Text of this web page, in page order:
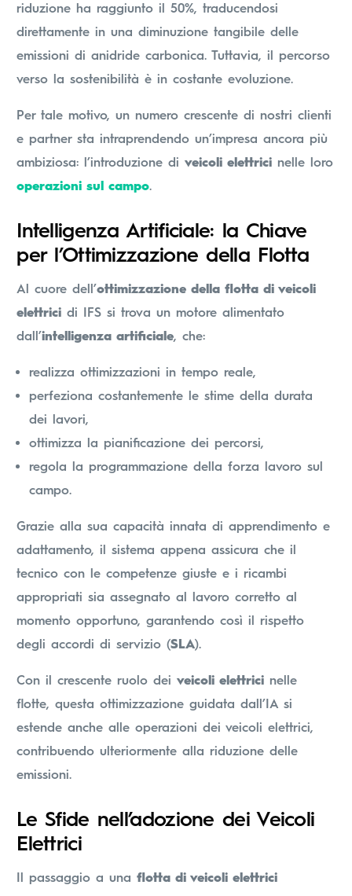
riduzione ha raggiunto il 50%, traducendosi
direttamente in una diminuzione tangibile delle
emissioni di anidride carbonica. Tuttavia, il percorso
verso la sostenibilità è in costante evoluzione.
Per tale motivo, un numero crescente di nostri clienti
e partner sta intraprendendo un’impresa ancora più
ambiziosa: l’introduzione diveicoli elettrici nelle loro
operazioni sul campo.
Intelligenza Artificiale: la Chiave
per l’Ottimizzazione della Flotta
Al cuore dell’ottimizzazione della flotta di veicoli
elettrici di IFS si trova un motore alimentato
dall’intelligenza artificiale, che:
realizza ottimizzazioni in tempo reale,
perfeziona costantemente le stime della durata
dei lavori,
ottimizza la pianificazione dei percorsi,
regola la programmazione della forza lavoro sul
campo.
Grazie alla sua capacità innata di apprendimento e
adattamento, il sistema appena assicura che il
tecnico con le competenze giuste e i ricambi
appropriati sia assegnato al lavoro corretto al
momento opportuno, garantendo così il rispetto
degli accordi di servizio (SLA).
Con il crescente ruolo deiveicoli elettrici nelle
flotte, questa ottimizzazione guidata dall’IA si
estende anche alle operazioni dei veicoli elettrici,
contribuendo ulteriormente alla riduzione delle
emissioni.
Le Sfide nell’adozione dei Veicoli
Elettrici
Il passaggio a unaflotta di veicoli elettrici